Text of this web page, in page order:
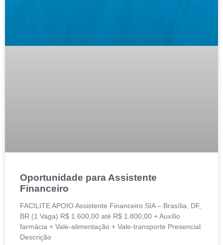
Oportunidade para Assistente
Financeiro
FACILITE APOIO Assistente Financeiro SIA – Brasília, DF,
BR (1 Vaga) R$ 1.600,00 até R$ 1.800,00 + Auxílio
farmácia + Vale-alimentação + Vale-transporte Presencial
Descrição